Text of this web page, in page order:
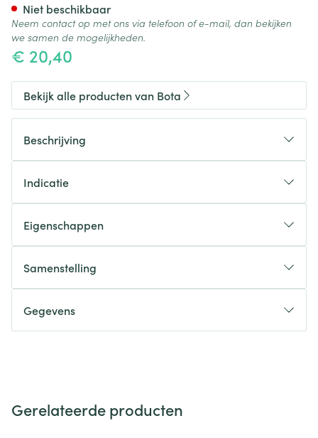
€ 20,40
Niet beschikbaar
Neem contact op met ons via telefoon of e-mail, dan bekijken
we samen de mogelijkheden.
Bekijk alle producten van Bota
Beschrijving
Indicatie
Eigenschappen
Samenstelling
Gegevens
Gerelateerde producten